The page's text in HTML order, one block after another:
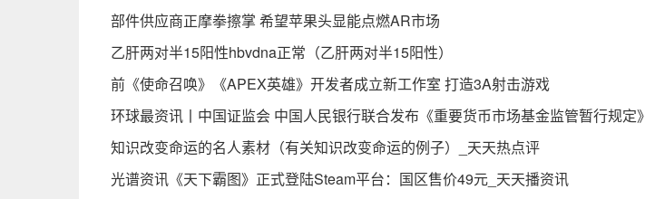
部件供应商正摩拳擦掌 希望苹果头显能点燃AR市场
乙肝两对半15阳性hbvdna正常（乙肝两对半15阳性）
前《使命召唤》《APEX英雄》开发者成立新工作室 打造3A射击游戏
环球最资讯丨中国证监会 中国人民银行联合发布《重要货币市场基金监管暂行规定》
知识改变命运的名人素材（有关知识改变命运的例子）_天天热点评
光谱资讯《天下霸图》正式登陆Steam平台：国区售价49元_天天播资讯